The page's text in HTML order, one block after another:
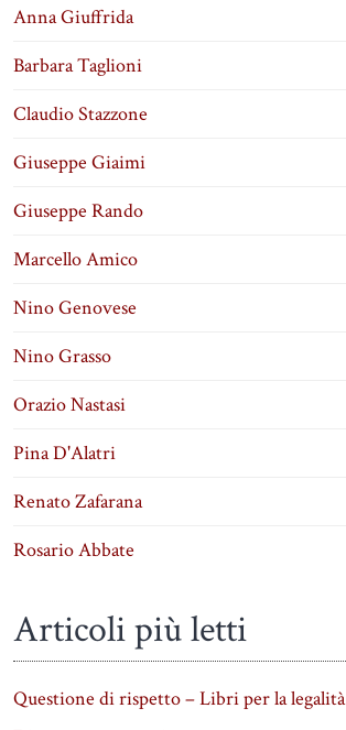
Anna Giuffrida
Barbara Taglioni
Claudio Stazzone
Giuseppe Giaimi
Giuseppe Rando
Marcello Amico
Nino Genovese
Nino Grasso
Orazio Nastasi
Pina D'Alatri
Renato Zafarana
Rosario Abbate
Articoli più letti
Questione di rispetto – Libri per la legalità